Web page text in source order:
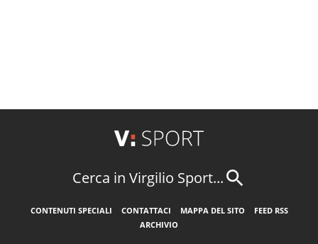
Cerca in Virgilio Sport...
CONTENUTI SPECIALI CONTATTACI MAPPA DEL SITO
FEED RSS
ARCHIVIO